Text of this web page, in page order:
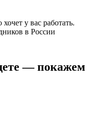
у вас работать.
в России
— покажем